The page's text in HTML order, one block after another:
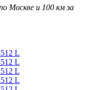
Москве и 100 км за